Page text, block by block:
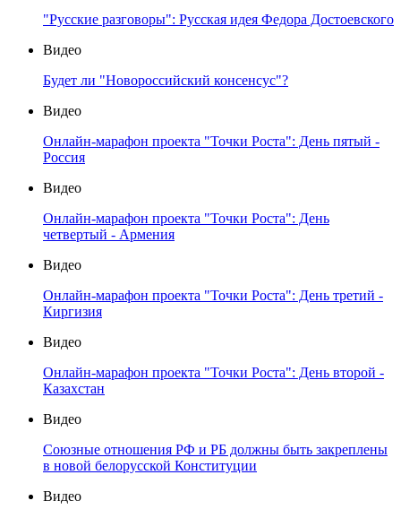
"Русские разговоры": Русская идея Федора Достоевского
Видео
Будет ли "Новороссийский консенсус"?
Видео
Онлайн-марафон проекта "Точки Роста": День пятый -
Россия
Видео
Онлайн-марафон проекта "Точки Роста": День
четвертый - Армения
Видео
Онлайн-марафон проекта "Точки Роста": День третий -
Киргизия
Видео
Онлайн-марафон проекта "Точки Роста": День второй -
Казахстан
Видео
Союзные отношения РФ и РБ должны быть закреплены
в новой белорусской Конституции
Видео